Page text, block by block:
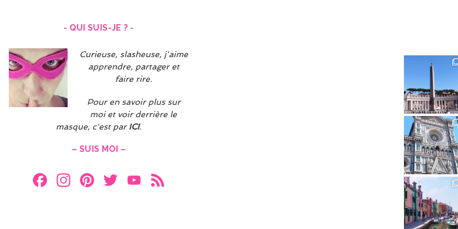
- QUI SUIS-JE ? -
Curieuse, slasheuse, j'aime
apprendre, partager et
faire rire.
Pour en savoir plus sur
moi et voir derrière le
masque, c'est par ICI.
– SUIS MOI –
F
In Pi T
Y